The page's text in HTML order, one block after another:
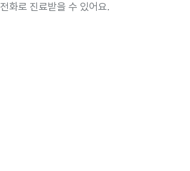
전화로 진료받을 수 있어요.